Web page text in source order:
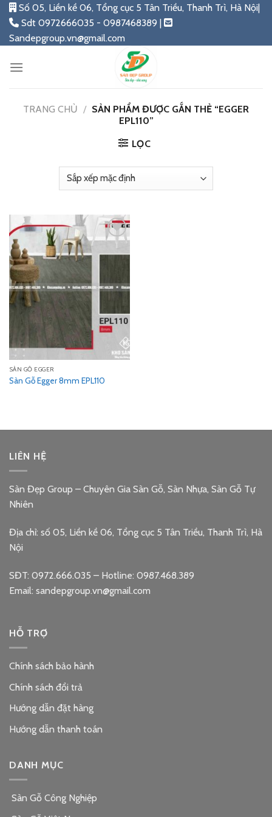
Skip
content
Số 05, Liền kề 06, Tổng cục 5 Tân Triều, Thanh Trì, Hà Nội|
Sdt 0972666035 - 0987468389 |
Sandepgroup.vn@gmail.com
TRANG CHỦ / SẢN PHẨM ĐƯỢC GẮN THẺ “EGGER
EPL110”
LỌC
to
SÀN GỖ EGGER
Sàn Gỗ Egger 8mm EPL110
LIÊN HỆ
Sàn Đẹp Group – Chuyên Gia Sàn Gỗ, Sàn Nhựa, Sàn Gỗ Tự
Nhiên
Địa chỉ: số 05, Liền kề 06, Tổng cục 5 Tân Triều, Thanh Trì, Hà
Nội
SĐT: 0972.666.035 – Hotline: 0987.468.389
Email: sandepgroup.vn@gmail.com
HỖ TRỢ
Chính sách bảo hành
Chính sách đổi trả
Hướng dẫn đặt hàng
Hướng dẫn thanh toán
DANH MỤC
Sàn Gỗ Công Nghiệp